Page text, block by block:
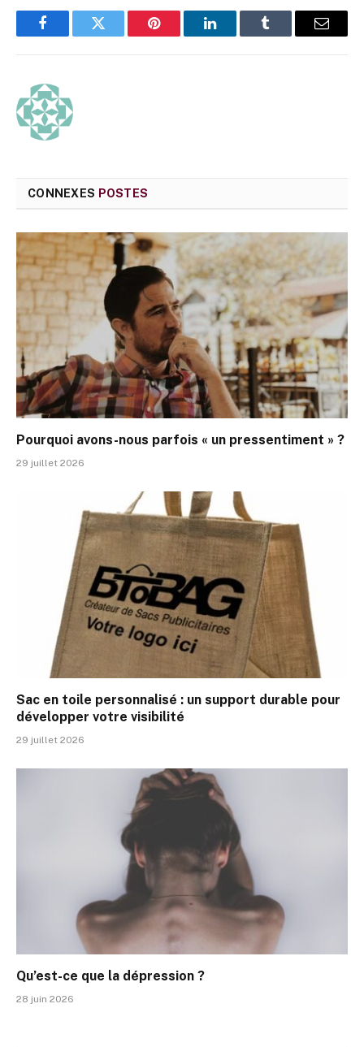
FacebookTwitter Pinterest LinkedInTumblr
E-
CONNEXES POSTES
Pourquoi avons-nous parfois « un pressentiment » ?
29 juillet 2026
Sac en toile personnalisé : un support durable pour
développer votre visibilité
29 juillet 2026
Qu’est-ce que la dépression ?
28 juin 2026